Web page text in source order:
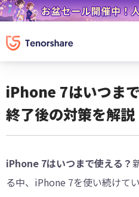
iPhone 7はいつま
終了後の対策を解説
iPhone 7はいつまで使える？
る中、iPhone 7を使い続けて